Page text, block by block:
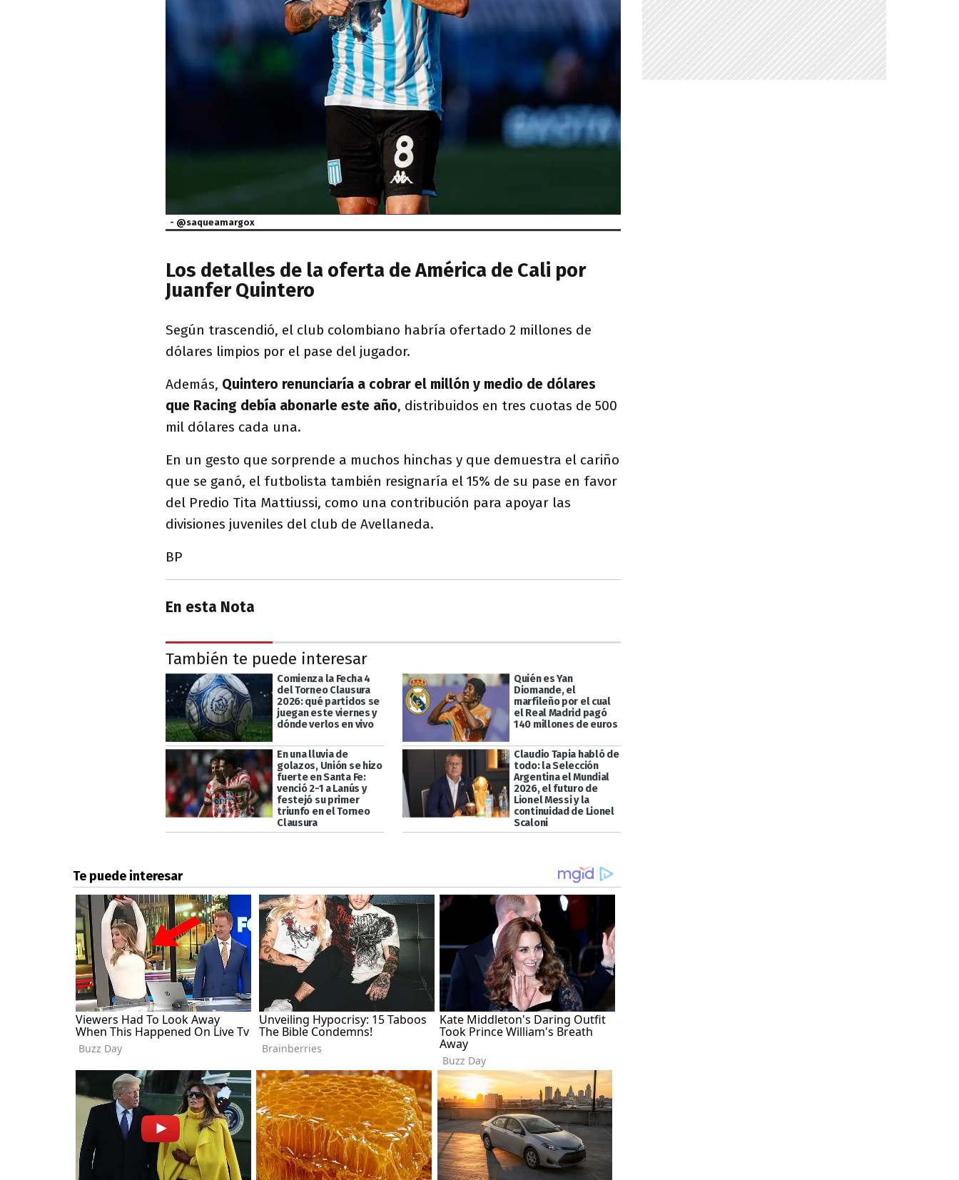
- @saqueamargox
Los detalles de la oferta de América de Cali por
Juanfer Quintero
Según trascendió, el club colombiano habría ofertado 2 millones de
dólares limpios por el pase del jugador.
Además, Quintero renunciaría a cobrar el millón y medio de dólares
que Racing debía abonarle este año, distribuidos en tres cuotas de 500
mil dólares cada una.
En un gesto que sorprende a muchos hinchas y que demuestra el cariño
que se ganó, el futbolista también resignaría el 15% de su pase en favor
del Predio Tita Mattiussi, como una contribución para apoyar las
divisiones juveniles del club de Avellaneda.
BP
En esta Nota
También te puede interesar
Comienza la Fecha 4
del Torneo Clausura
2026: qué partidos se
juegan este viernes y
dónde verlos en vivo
Quién es Yan
Diomande, el
marfileño por el cual
el Real Madrid pagó
140 millones de euros
En una lluvia de
golazos, Unión se hizo
fuerte en Santa Fe:
venció 2-1 a Lanús y
festejó su primer
triunfo en el Torneo
Clausura
Claudio Tapia habló de
todo: la Selección
Argentina el Mundial
2026, el futuro de
Lionel Messi y la
continuidad de Lionel
Scaloni